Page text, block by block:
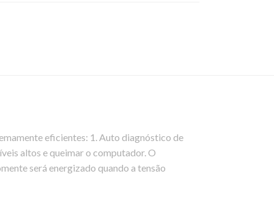
eficientes: 1. Auto diagnóstico de
altos e queimar o computador. O
será energizado quando a tensão